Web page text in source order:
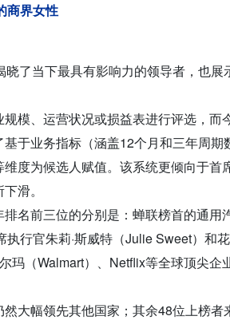
商界女性
了当下最具有影响力的领导者，也展
规模、运营状况或损益表进行评选，而
于业务指标（涵盖12个月和三年周期
度为候选人赋值。该系统更倾向于首
滑。
排名前三位的分别是：蝉联榜首的通用
执行官朱莉·斯威特（Julie Sweet）和
玛（Walmart）、Netflix等全球顶尖企
大幅领先其他国家；其余48位上榜者